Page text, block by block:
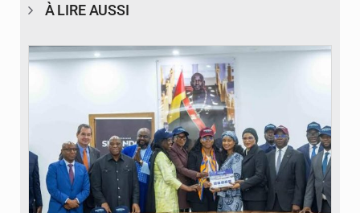
À LIRE AUSSI